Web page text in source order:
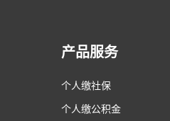
产品服务
个人缴社保
个人缴公积金